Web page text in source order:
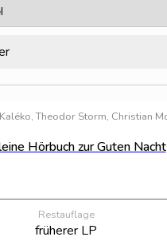
Hörbuch zur Guten Nacht
Restauflage
früherer LP